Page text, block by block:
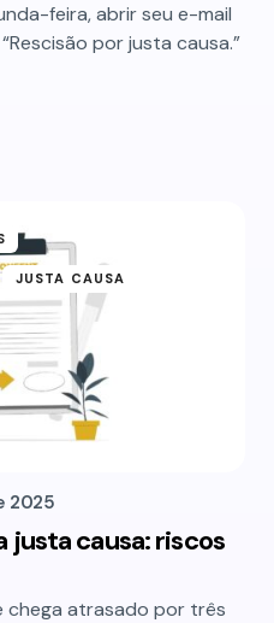
feira, abrir seu e-mail
por justa causa.”
JUSTA CAUSA
2025
justa causa: riscos
chega atrasado por três